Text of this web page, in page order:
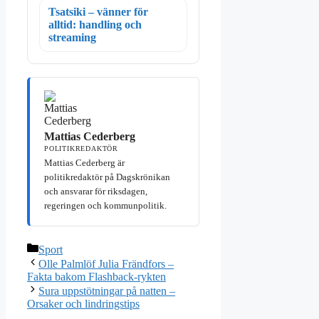
Tsatsiki – vänner för
alltid: handling och
streaming
Mattias Cederberg
POLITIKREDAKTÖR
Mattias Cederberg är
politikredaktör på Dagskrönikan
och ansvarar för riksdagen,
regeringen och kommunpolitik.
Kategorier
Sport
Olle Palmlöf Julia Frändfors –
Fakta bakom Flashback-rykten
Sura uppstötningar på natten –
Orsaker och lindringstips